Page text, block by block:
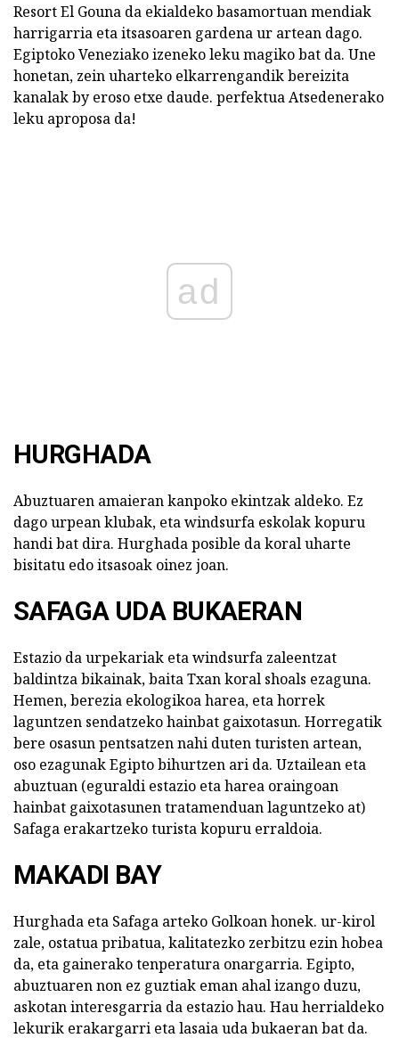
Resort El Gouna da ekialdeko basamortuan mendiak
harrigarria eta itsasoaren gardena ur artean dago.
Egiptoko Veneziako izeneko leku magiko bat da. Une
honetan, zein uharteko elkarrengandik bereizita
kanalak by eroso etxe daude. perfektua Atsedenerako
leku aproposa da!
ad
HURGHADA
Abuztuaren amaieran kanpoko ekintzak aldeko. Ez
dago urpean klubak, eta windsurfa eskolak kopuru
handi bat dira. Hurghada posible da koral uharte
bisitatu edo itsasoak oinez joan.
SAFAGA UDA BUKAERAN
Estazio da urpekariak eta windsurfa zaleentzat
baldintza bikainak, baita Txan koral shoals ezaguna.
Hemen, berezia ekologikoa harea, eta horrek
laguntzen sendatzeko hainbat gaixotasun. Horregatik
bere osasun pentsatzen nahi duten turisten artean,
oso ezagunak Egipto bihurtzen ari da. Uztailean eta
abuztuan (eguraldi estazio eta harea oraingoan
hainbat gaixotasunen tratamenduan laguntzeko at)
Safaga erakartzeko turista kopuru erraldoia.
MAKADI BAY
Hurghada eta Safaga arteko Golkoan honek. ur-kirol
zale, ostatua pribatua, kalitatezko zerbitzu ezin hobea
da, eta gainerako tenperatura onargarria. Egipto,
abuztuaren non ez guztiak eman ahal izango duzu,
askotan interesgarria da estazio hau. Hau herrialdeko
lekurik erakargarri eta lasaia uda bukaeran bat da.